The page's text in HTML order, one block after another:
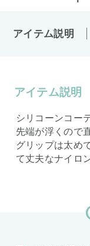
アイテム説明
アイテム説明
シリコーンコー
先端が浮くので
グリップは太め
て丈夫なナイロ